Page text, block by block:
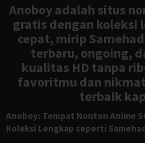
Anoboy adalah situs
gratis dengan koleksi
cepat, mirip
terbaru, ongoing,
kualitas HD tanpa
favoritmu dan
terbaik
Anoboy: Tempat Nonton Anime
Koleksi Lengkap seperti